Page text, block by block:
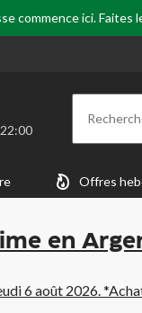
commence ici.
⋅ Fermeture à 22:00
Offres
en
6 août 2026.